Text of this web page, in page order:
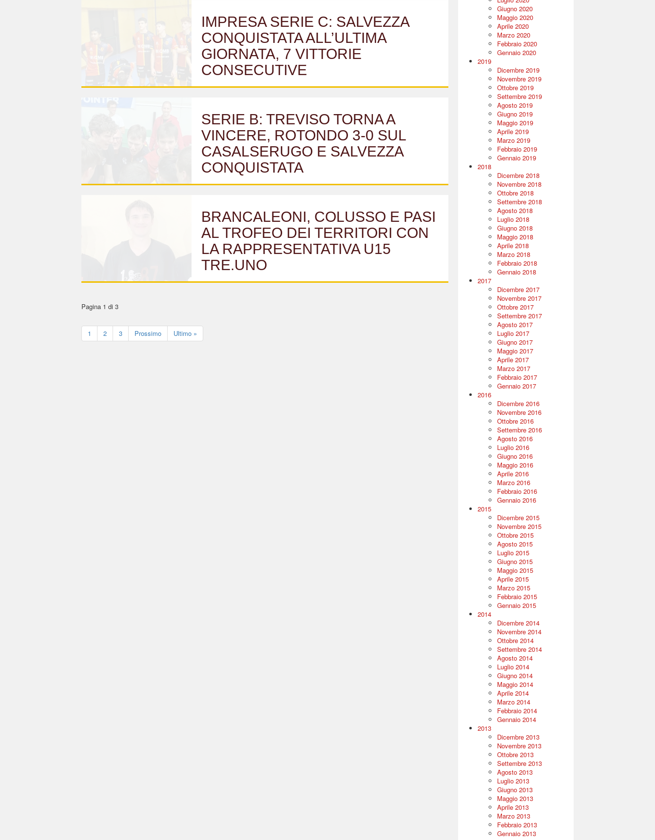
IMPRESA SERIE C: SALVEZZA
CONQUISTATA ALL’ULTIMA
GIORNATA, 7 VITTORIE
CONSECUTIVE
SERIE B: TREVISO TORNA A
VINCERE, ROTONDO 3-0 SUL
CASALSERUGO E SALVEZZA
CONQUISTATA
BRANCALEONI, COLUSSO E PASI
AL TROFEO DEI TERRITORI CON
LA RAPPRESENTATIVA U15
TRE.UNO
Pagina 1 di 3
1 2 3 Prossimo Ultimo »
Giugno 2020
Maggio 2020
Aprile 2020
Marzo 2020
Febbraio 2020
Gennaio 2020
2019
Dicembre 2019
Novembre 2019
Ottobre 2019
Settembre 2019
Agosto 2019
Giugno 2019
Maggio 2019
Aprile 2019
Marzo 2019
Febbraio 2019
Gennaio 2019
2018
Dicembre 2018
Novembre 2018
Ottobre 2018
Settembre 2018
Agosto 2018
Luglio 2018
Giugno 2018
Maggio 2018
Aprile 2018
Marzo 2018
Febbraio 2018
Gennaio 2018
2017
Dicembre 2017
Novembre 2017
Ottobre 2017
Settembre 2017
Agosto 2017
Luglio 2017
Giugno 2017
Maggio 2017
Aprile 2017
Marzo 2017
Febbraio 2017
Gennaio 2017
2016
Dicembre 2016
Novembre 2016
Ottobre 2016
Settembre 2016
Agosto 2016
Luglio 2016
Giugno 2016
Maggio 2016
Aprile 2016
Marzo 2016
Febbraio 2016
Gennaio 2016
2015
Dicembre 2015
Novembre 2015
Ottobre 2015
Agosto 2015
Luglio 2015
Giugno 2015
Maggio 2015
Aprile 2015
Marzo 2015
Febbraio 2015
Gennaio 2015
2014
Dicembre 2014
Novembre 2014
Ottobre 2014
Settembre 2014
Agosto 2014
Luglio 2014
Giugno 2014
Maggio 2014
Aprile 2014
Marzo 2014
Febbraio 2014
Gennaio 2014
2013
Dicembre 2013
Novembre 2013
Ottobre 2013
Settembre 2013
Agosto 2013
Luglio 2013
Giugno 2013
Maggio 2013
Aprile 2013
Marzo 2013
Febbraio 2013
Gennaio 2013